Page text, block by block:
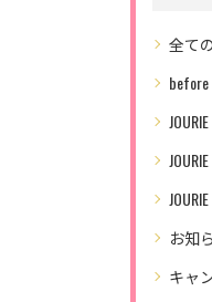
全て
お知
キャ